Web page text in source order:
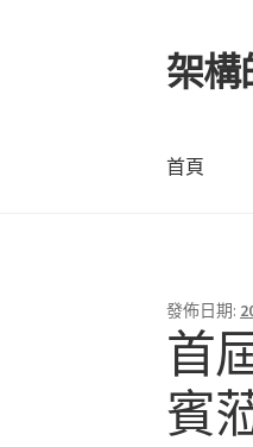
跳
至
覽
列
跳
至
要
內
架構
首頁
發佈日期:
首
賓